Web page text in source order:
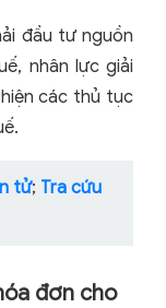
đầu tư nguồn
nhân lực giải
các thủ tục
tử; Tra cứu
đơn cho